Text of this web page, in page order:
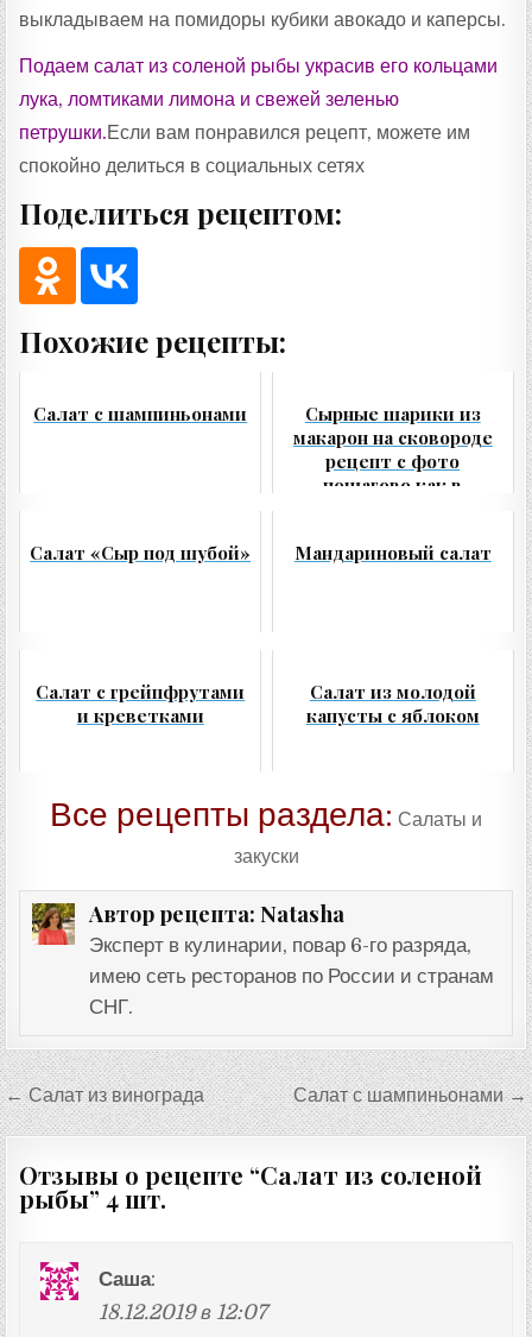
выкладываем на помидоры кубики авокадо и каперсы.
Подаем салат из соленой рыбы украсив его кольцами
лука, ломтиками лимона и свежей зеленью
петрушки.Если вам понравился рецепт, можете им
спокойно делиться в социальных сетях
Поделиться рецептом:
Похожие рецепты:
Салат с шампиньонами
Сырные шарики из
макарон на сковороде
рецепт с фото
пошагово как в
Салат «Сыр под шубой»
Мандариновый салат
Салат с грейпфрутами
и креветками
Салат из молодой
капусты с яблоком
Все рецепты раздела: Салаты и
закуски
Автор рецепта: Natasha
Эксперт в кулинарии, повар 6-го разряда,
имею сеть ресторанов по России и странам
СНГ.
Навигация
по
записям
← Салат из винограда Салат с шампиньонами →
Отзывы о рецепте “Салат из соленой
рыбы” 4 шт.
Саша:
18.12.2019 в 12:07